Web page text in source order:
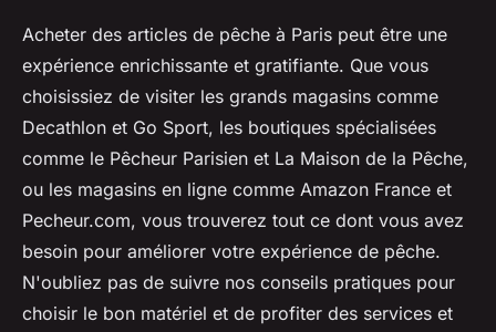
Acheter des articles de pêche à Paris peut être une
expérience enrichissante et gratifiante. Que vous
choisissiez de visiter les grands magasins comme
Decathlon et Go Sport, les boutiques spécialisées
comme le Pêcheur Parisien et La Maison de la Pêche,
ou les magasins en ligne comme Amazon France et
Pecheur.com, vous trouverez tout ce dont vous avez
besoin pour améliorer votre expérience de pêche.
N'oubliez pas de suivre nos conseils pratiques pour
choisir le bon matériel et de profiter des services et